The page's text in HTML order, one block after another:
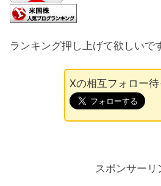
ランキング押し上げて欲しいで
Xの相互フォロー待
スポンサーリ